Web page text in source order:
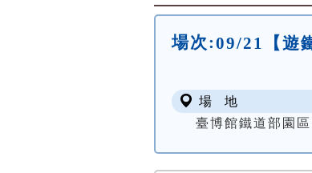
場次:09/21【遊
場 地
臺博館鐵道部園區